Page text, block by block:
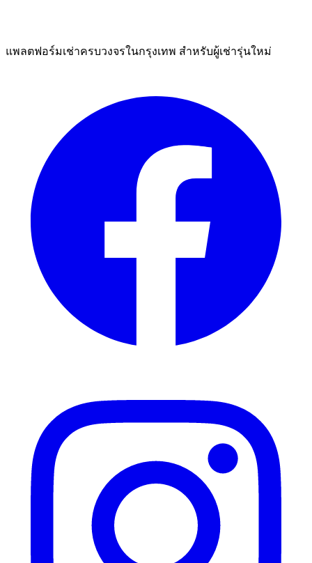
แพลตฟอร์มเช่าครบวงจรในกรุงเทพ สำหรับผู้เช่ารุ่นใหม่